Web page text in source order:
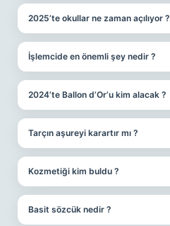
2025’te okullar ne zaman açılıyor ?
İşlemcide en önemli şey nedir ?
2024’te Ballon d’Or’u kim alacak ?
Tarçın aşureyi karartır mı ?
Kozmetiği kim buldu ?
Basit sözcük nedir ?